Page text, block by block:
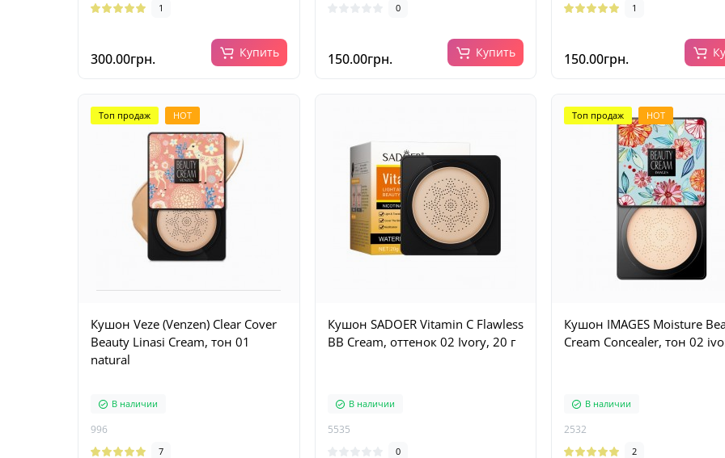
1
300.00грн. Купить
0
150.00грн. Купить
1
150.00грн.
Топ продаж HOT
Кушон Veze (Venzen) Clear Cover
Beauty Linasi Cream, тон 01
natural
В наличии
996
7
Кушон SADOER Vitamin C Flawless
BB Cream, оттенок 02 Ivory, 20 г
В наличии
5535
0
Топ продаж HOT
Кушон IMAGES Moisture
Cream Concealer, тон 02
В наличии
2532
2